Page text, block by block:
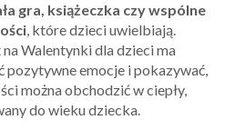
gra, książeczka czy wspólne
, które dzieci uwielbiają.
Walentynki dla dzieci ma
emocje i pokazywać,
można obchodzić w ciepły,
do wieku dziecka.